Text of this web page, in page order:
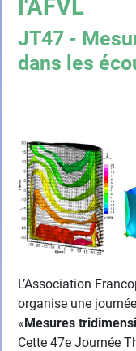
l'AFVL
JT47 -
dans les
L’Association
organise une
«Mesures
Cette 47e Journée